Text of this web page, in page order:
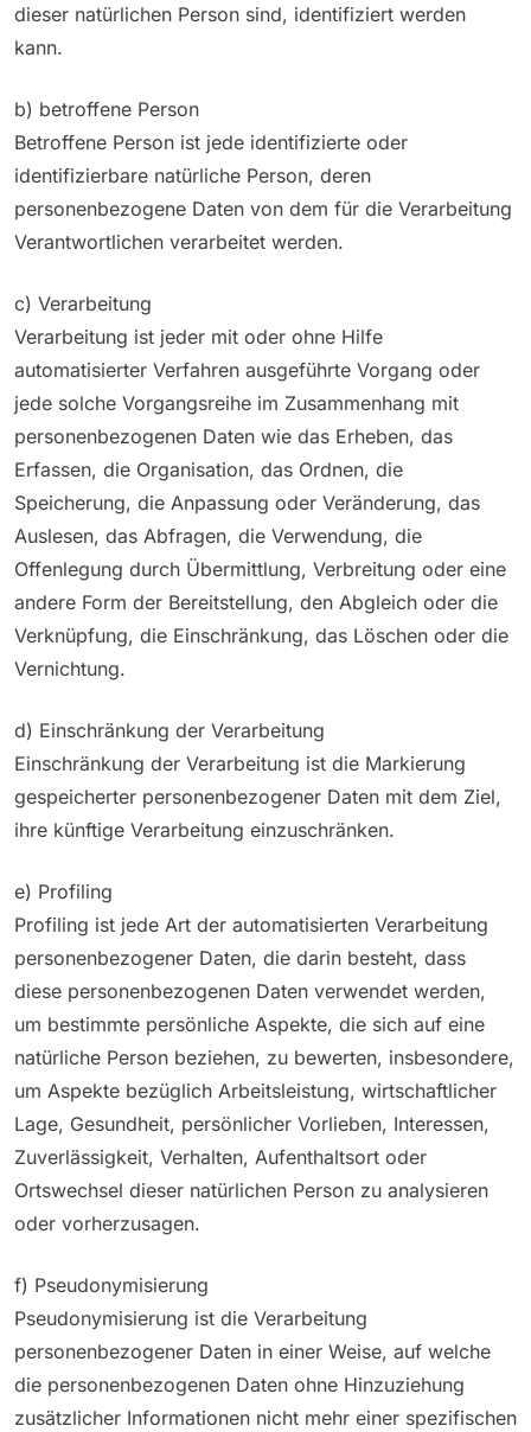
dieser natürlichen Person sind, identifiziert werden
kann.
b) betroffene Person
Betroffene Person ist jede identifizierte oder
identifizierbare natürliche Person, deren
personenbezogene Daten von dem für die Verarbeitung
Verantwortlichen verarbeitet werden.
c) Verarbeitung
Verarbeitung ist jeder mit oder ohne Hilfe
automatisierter Verfahren ausgeführte Vorgang oder
jede solche Vorgangsreihe im Zusammenhang mit
personenbezogenen Daten wie das Erheben, das
Erfassen, die Organisation, das Ordnen, die
Speicherung, die Anpassung oder Veränderung, das
Auslesen, das Abfragen, die Verwendung, die
Offenlegung durch Übermittlung, Verbreitung oder eine
andere Form der Bereitstellung, den Abgleich oder die
Verknüpfung, die Einschränkung, das Löschen oder die
Vernichtung.
d) Einschränkung der Verarbeitung
Einschränkung der Verarbeitung ist die Markierung
gespeicherter personenbezogener Daten mit dem Ziel,
ihre künftige Verarbeitung einzuschränken.
e) Profiling
Profiling ist jede Art der automatisierten Verarbeitung
personenbezogener Daten, die darin besteht, dass
diese personenbezogenen Daten verwendet werden,
um bestimmte persönliche Aspekte, die sich auf eine
natürliche Person beziehen, zu bewerten, insbesondere,
um Aspekte bezüglich Arbeitsleistung, wirtschaftlicher
Lage, Gesundheit, persönlicher Vorlieben, Interessen,
Zuverlässigkeit, Verhalten, Aufenthaltsort oder
Ortswechsel dieser natürlichen Person zu analysieren
oder vorherzusagen.
f) Pseudonymisierung
Pseudonymisierung ist die Verarbeitung
personenbezogener Daten in einer Weise, auf welche
die personenbezogenen Daten ohne Hinzuziehung
zusätzlicher Informationen nicht mehr einer spezifischen